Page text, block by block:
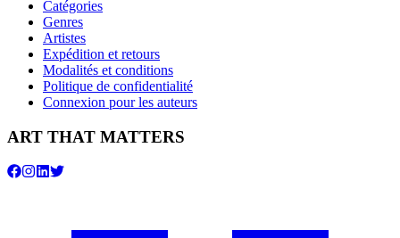
Catégories
Genres
Artistes
Expédition et retours
Modalités et conditions
Politique de confidentialité
Connexion pour les auteurs
ART THAT MATTERS